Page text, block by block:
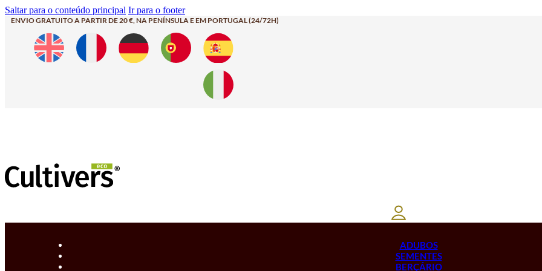
Saltar para o conteúdo principal Ir para o footer
ENVIO GRATUITO A PARTIR DE 20 €, NA PENÍNSULA E EM PORTUGAL (24/72H)
ADUBOS
SEMENTES
BERÇÁRIO